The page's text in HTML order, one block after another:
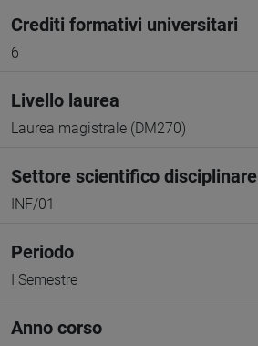
Crediti formativi universitari
6
Livello laurea
Laurea magistrale (DM270)
Settore scientifico disciplinare
INF/01
Periodo
I Semestre
Anno corso